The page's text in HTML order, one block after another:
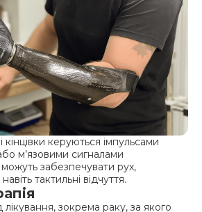
кінцівки керуються імпульсами
м’язовими сигналами
забезпечувати рух,
тактильні відчуття.
зокрема раку, за якого